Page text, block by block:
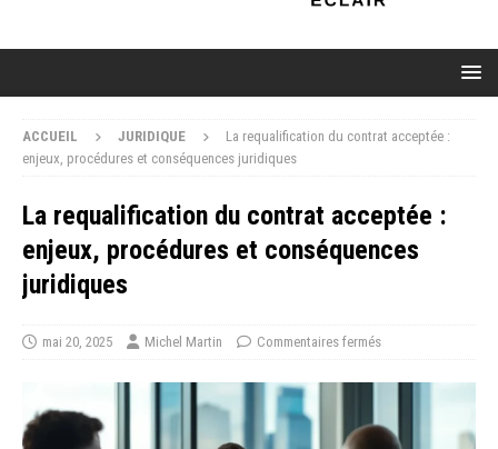
ACCUEIL JURIDIQUE
La requalification du contrat acceptée :
enjeux, procédures et conséquences juridiques
La requalification du contrat acceptée :
enjeux, procédures et conséquences
juridiques
mai 20, 2025 Michel Martin Commentaires fermés